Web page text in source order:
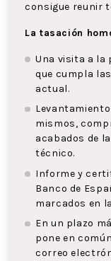
consigue reunir
La tasación
Una visita a la
que cumpla
actual.
mismos,
acabados de
técnico.
Informe y
Banco de
marcados en
En un plazo
pone en
correo